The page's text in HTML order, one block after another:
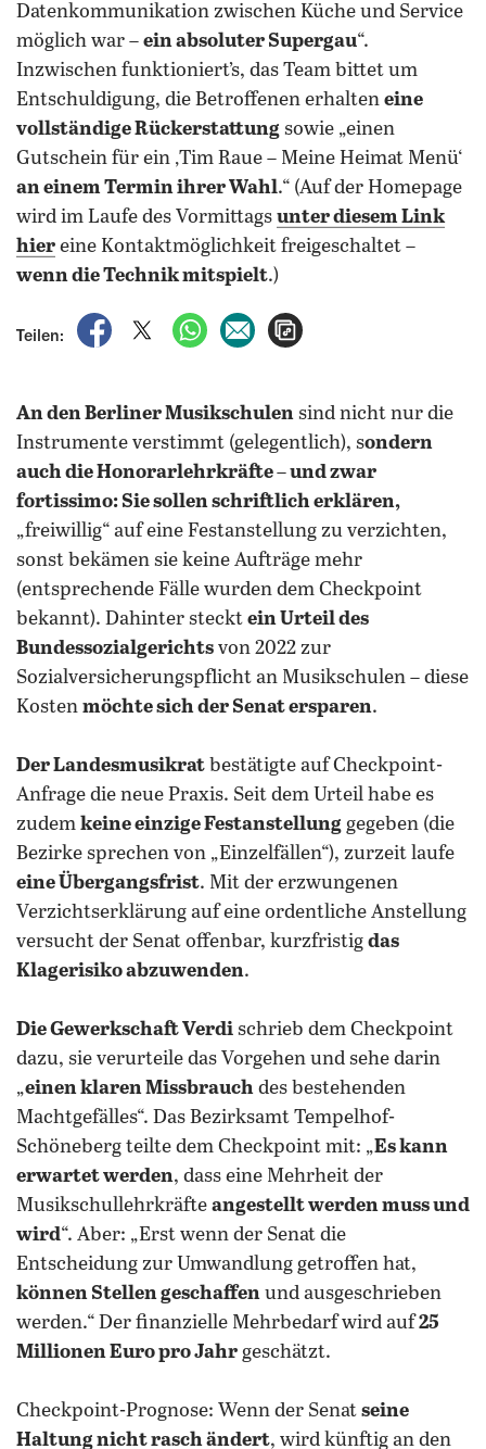
Datenkommunikation zwischen Küche und Service
möglich war – ein absoluter Supergau“.
Inzwischen funktioniert’s, das Team bittet um
Entschuldigung, die Betroffenen erhalten eine
vollständige Rückerstattung sowie „einen
Gutschein für ein ‚Tim Raue – Meine Heimat Menü‘
an einem Termin ihrer Wahl.“ (Auf der Homepage
wird im Laufe des Vormittags unter diesem Link
hier eine Kontaktmöglichkeit freigeschaltet –
wenn die Technik mitspielt.)
Teilen:
auf Facebook teilen
auf X teilenper WhatsApp teilen
per E-Mail teilen
An den Berliner Musikschulen sind nicht nur die
Instrumente verstimmt (gelegentlich), sondern
auch die Honorarlehrkräfte – und zwar
fortissimo: Sie sollen schriftlich erklären,
„freiwillig“ auf eine Festanstellung zu verzichten,
sonst bekämen sie keine Aufträge mehr
(entsprechende Fälle wurden dem Checkpoint
bekannt). Dahinter steckt ein Urteil des
Bundessozialgerichts von 2022 zur
Sozialversicherungspflicht an Musikschulen – diese
Kosten möchte sich der Senat ersparen.
Der Landesmusikrat bestätigte auf Checkpoint-
Anfrage die neue Praxis. Seit dem Urteil habe es
zudem keine einzige Festanstellung gegeben (die
Bezirke sprechen von „Einzelfällen“), zurzeit laufe
eine Übergangsfrist. Mit der erzwungenen
Verzichtserklärung auf eine ordentliche Anstellung
versucht der Senat offenbar, kurzfristig das
Klagerisiko abzuwenden.
Die Gewerkschaft Verdi schrieb dem Checkpoint
dazu, sie verurteile das Vorgehen und sehe darin
„einen klaren Missbrauch des bestehenden
Machtgefälles“. Das Bezirksamt Tempelhof-
Schöneberg teilte dem Checkpoint mit: „Es kann
erwartet werden, dass eine Mehrheit der
Musikschullehrkräfte angestellt werden muss und
wird“. Aber: „Erst wenn der Senat die
Entscheidung zur Umwandlung getroffen hat,
können Stellen geschaffen und ausgeschrieben
werden.“ Der finanzielle Mehrbedarf wird auf25
Millionen Euro pro Jahr geschätzt.
Checkpoint-Prognose: Wenn der Senat seine
Haltung nicht rasch ändert, wird künftig an den